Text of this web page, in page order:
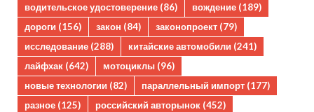
водительское удостоверение (86) вождение (189)
дороги (156) закон (84) законопроект (79)
исследование (288) китайские автомобили (241)
лайфхак (642) мотоциклы (96)
новые технологии (82) параллельный импорт (177)
разное (125) российский авторынок (452)